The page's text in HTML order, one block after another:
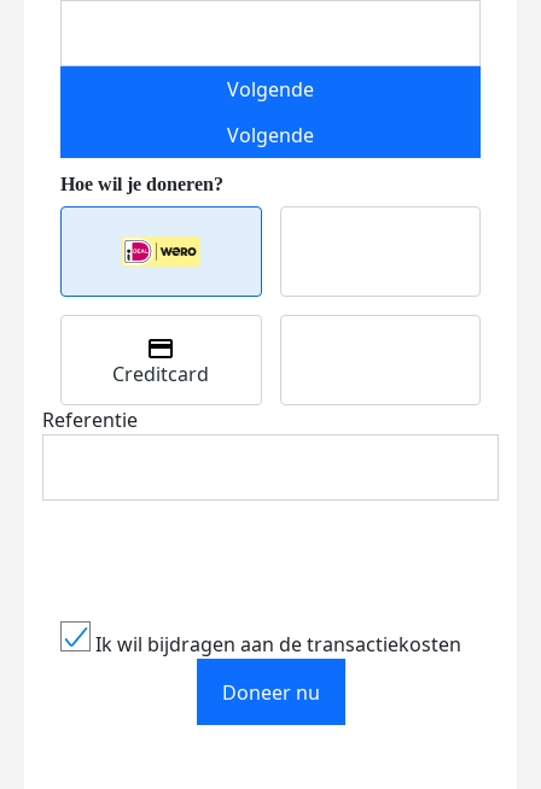
Volgende
Volgende
Creditcard
Referentie
Ik wil bijdragen aan de transactiekosten
Doneer nu